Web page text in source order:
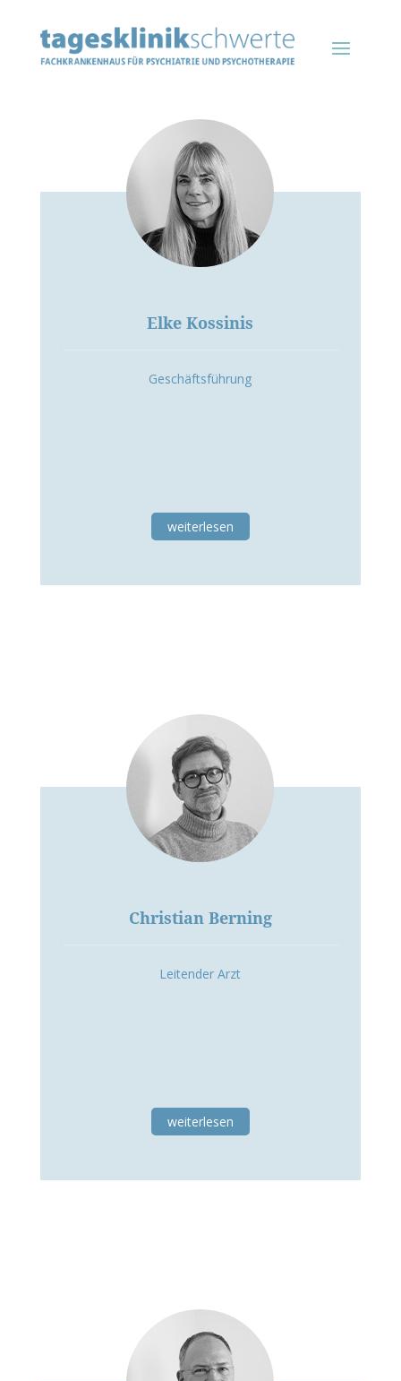
Elke Kossinis
Geschäftsführung
weiterlesen
Christian Berning
Leitender Arzt
weiterlesen